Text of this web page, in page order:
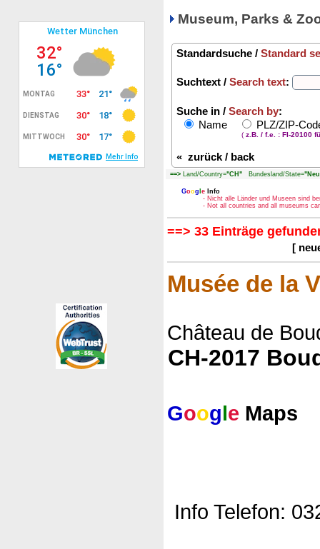
Museum, Parks &
Standardsuche / Standard
Suchtext / Search text:
Suche in / Search by:
Name
PLZ/ZIP-
( z.B. / f.e. : FI-20100
« zurück / back
==> Land/Country="CH" Bundesland/State=
Goog e Info
- Nicht alle Länder und Museen sind
- Not all countries and all museums
==> 33 Einträge
[
Musée de la
Château de
CH-2017
Google Maps
Info Telefon: